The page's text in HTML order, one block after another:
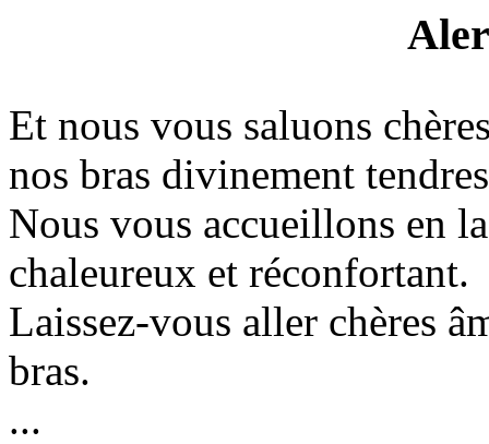
Et nous vous saluons
nos bras divinement
Nous vous accueillons en
chaleureux et réconfortant.
Laissez-vous aller chères
bras.
...